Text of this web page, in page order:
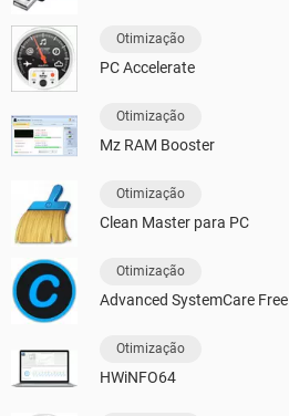
Otimização
PC Accelerate
Otimização
Mz RAM Booster
Otimização
Clean Master para PC
Otimização
Advanced SystemCare Free
Otimização
HWiNFO64